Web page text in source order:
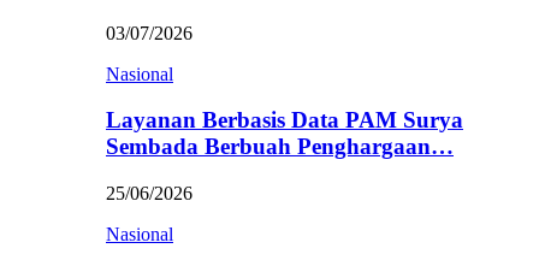
03/07/2026
Nasional
Layanan Berbasis Data PAM Surya
Sembada Berbuah Penghargaan…
25/06/2026
Nasional